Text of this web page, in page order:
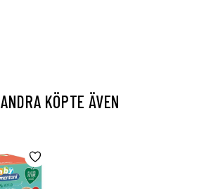
ANDRA KÖPTE ÄVEN